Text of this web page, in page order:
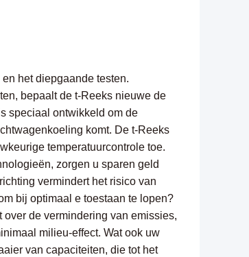
het diepgaande testen.
bepaalt de t-Reeks nieuwe de
speciaal ontwikkeld om de
komt. De t-Reeks
temperatuurcontrole toe.
zorgen u sparen geld
vermindert het risico van
bij optimaal e toestaan te lopen?
de vermindering van emissies,
milieu-effect. Wat ook uw
van capaciteiten, die tot het